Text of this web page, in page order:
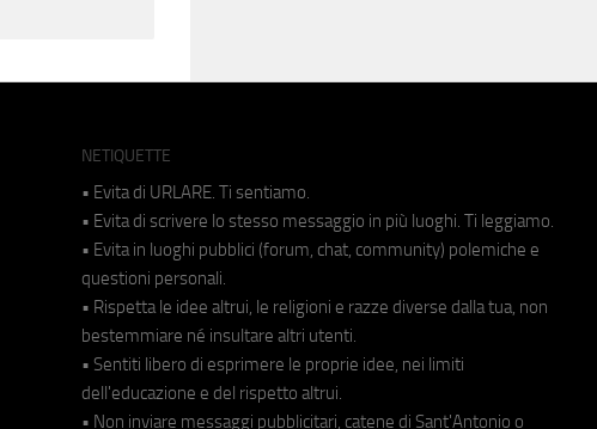
NETIQUETTE
• Evita di URLARE. Ti sentiamo.
• Evita di scrivere lo stesso messaggio in più luoghi. Ti leggiamo.
• Evita in luoghi pubblici (forum, chat, community) polemiche e
questioni personali.
• Rispetta le idee altrui, le religioni e razze diverse dalla tua, non
bestemmiare né insultare altri utenti.
• Sentiti libero di esprimere le proprie idee, nei limiti
dell'educazione e del rispetto altrui.
• Non inviare messaggi pubblicitari, catene di Sant'Antonio o